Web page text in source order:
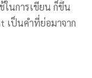
ในการเขียน ก็ขึ้น
เป็นคำที่ย่อมาจาก